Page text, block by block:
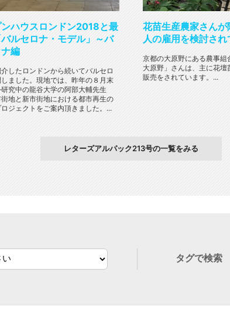
ハウスロンドン2018と最
ルセロナ・モデル」～バ
編
したロンドンから続いてバルセロ
ました。現地では、昨年の８月末
研究中の龍谷大学の阿部大輔先生
地と新市街地における都市再生の
ジェクトをご案内頂きました。...
花苗生産農家さんが
人の雇用を検討され
京都の大原野にある農事組
大原野」さんは、主に花壇
販売をされています。...
レターズアルパック213号の一覧をみる
タグで検索